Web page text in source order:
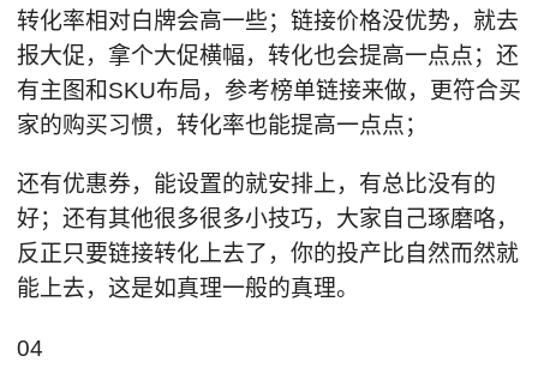
转化率相对白牌会高一些；链接价格没优势，就去
报大促，拿个大促横幅，转化也会提高一点点；还
有主图和SKU布局，参考榜单链接来做，更符合买
家的购买习惯，转化率也能提高一点点；
还有优惠券，能设置的就安排上，有总比没有的
好；还有其他很多很多小技巧，大家自己琢磨咯，
反正只要链接转化上去了，你的投产比自然而然就
能上去，这是如真理一般的真理。
04